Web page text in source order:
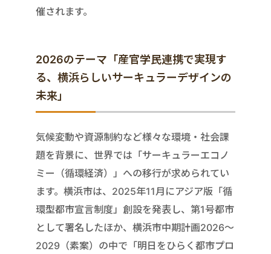
催されます。
2026のテーマ「産官学民連携で実現す
る、横浜らしいサーキュラーデザインの
未来」
気候変動や資源制約など様々な環境・社会課
題を背景に、世界では「サーキュラーエコノ
ミー（循環経済）」への移行が求められてい
ます。横浜市は、2025年11月にアジア版「循
環型都市宣言制度」創設を発表し、第1号都市
として署名したほか、横浜市中期計画2026～
2029（素案）の中で「明日をひらく都市プロ